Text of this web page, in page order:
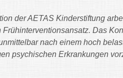
der AETAS Kinderstiftung
Das
nach einem hoch
psychischen Erkrankungen